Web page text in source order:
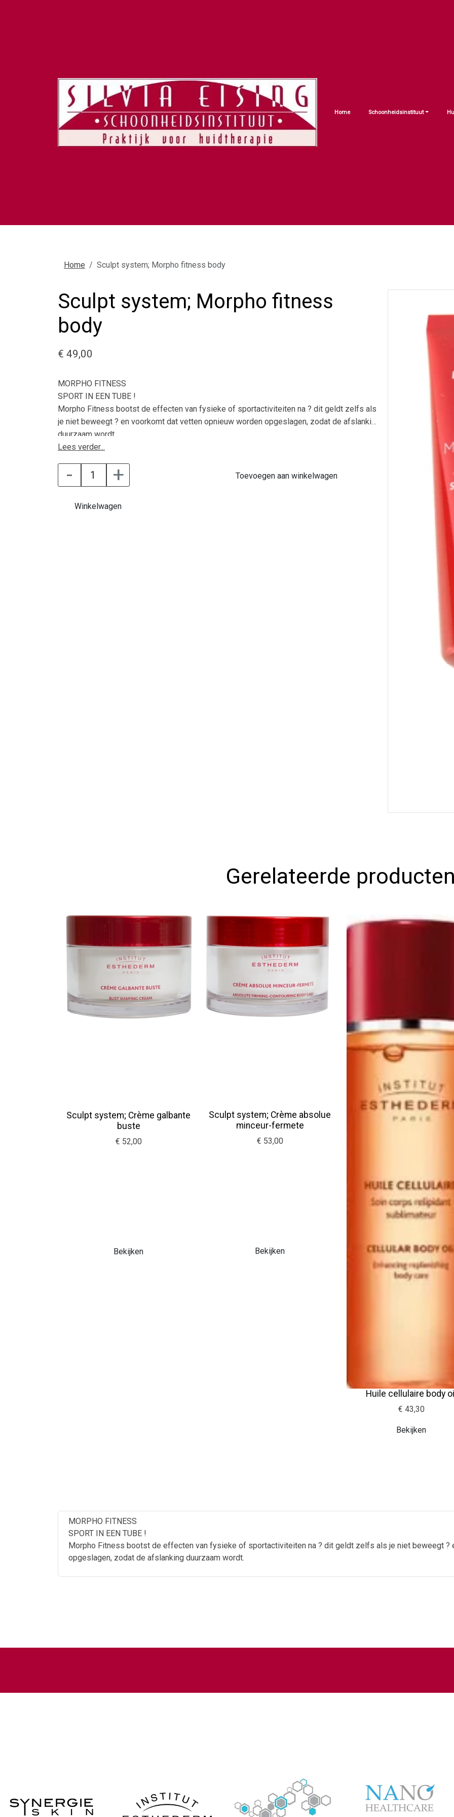
Home Schoonheidsinstituut
Home Sculpt system; Morpho fitness body
Sculpt system; Morpho fitness
body
€ 49,00
MORPHO FITNESS
SPORT IN EEN TUBE !
Morpho Fitness bootst de effecten van fysieke of sportactiviteiten na ? dit geldt zelfs als
je niet beweegt ? en voorkomt dat vetten opnieuw worden opgeslagen, zodat de afslanking
duurzaam wordt.
Lees verder...
- + Toevoegen aan winkelwagen
Winkelwagen
Gerelateerde
Sculpt system; Crème galbante
buste
€ 52,00
Bekijken
Sculpt system; Crème absolue
minceur-fermete
€ 53,00
Bekijken
Huile cellulaire body
€ 43,30
Bekijken
MORPHO FITNESS
SPORT IN EEN TUBE !
Morpho Fitness bootst de effecten van fysieke of sportactiviteiten na ? dit geldt zelfs als je niet beweegt ?
opgeslagen, zodat de afslanking duurzaam wordt.